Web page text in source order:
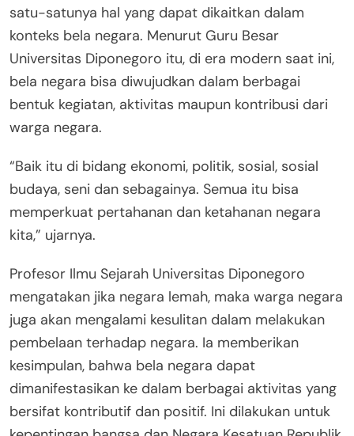
satu-satunya hal yang dapat dikaitkan dalam
konteks bela negara. Menurut Guru Besar
Universitas Diponegoro itu, di era modern saat ini,
bela negara bisa diwujudkan dalam berbagai
bentuk kegiatan, aktivitas maupun kontribusi dari
warga negara.
“Baik itu di bidang ekonomi, politik, sosial, sosial
budaya, seni dan sebagainya. Semua itu bisa
memperkuat pertahanan dan ketahanan negara
kita,” ujarnya.
Profesor Ilmu Sejarah Universitas Diponegoro
mengatakan jika negara lemah, maka warga negara
juga akan mengalami kesulitan dalam melakukan
pembelaan terhadap negara. Ia memberikan
kesimpulan, bahwa bela negara dapat
dimanifestasikan ke dalam berbagai aktivitas yang
bersifat kontributif dan positif. Ini dilakukan untuk